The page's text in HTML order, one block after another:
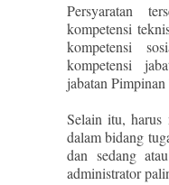
Persyaratan
kompetensi
kompetensi
kompetensi
jabatan
Selain itu, harus
dalam bidang
dan sedang
administrator